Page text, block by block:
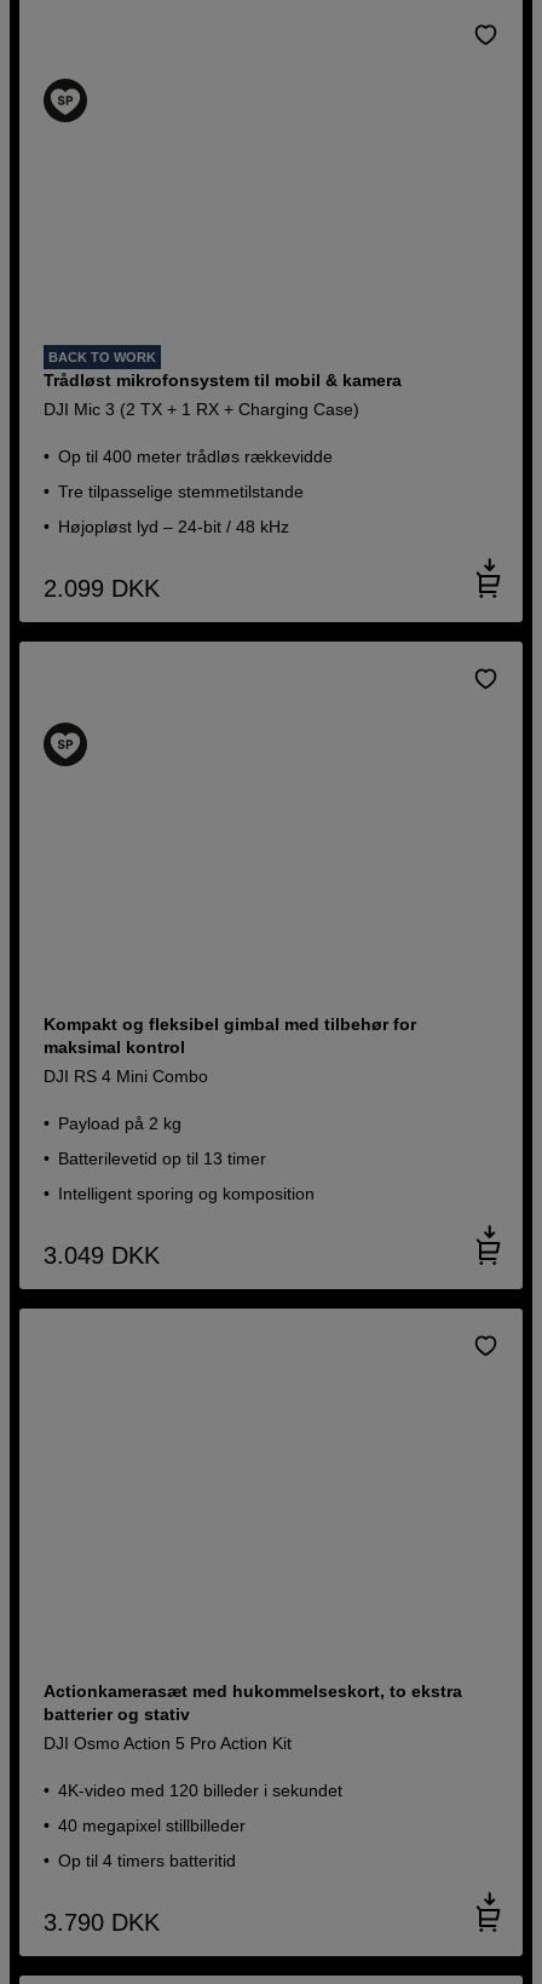
BACK TO WORK
Trådløst mikrofonsystem til mobil & kamera
DJI Mic 3 (2 TX + 1 RX + Charging Case)
Op til 400 meter trådløs rækkevidde
Tre tilpasselige stemmetilstande
Højopløst lyd – 24-bit / 48 kHz
2.099 DKK
Kompakt og fleksibel gimbal med tilbehør for
maksimal kontrol
DJI RS 4 Mini Combo
Payload på 2 kg
Batterilevetid op til 13 timer
Intelligent sporing og komposition
3.049 DKK
Actionkamerasæt med hukommelseskort, to ekstra
batterier og stativ
DJI Osmo Action 5 Pro Action Kit
4K-video med 120 billeder i sekundet
40 megapixel stillbilleder
Op til 4 timers batteritid
3.790 DKK